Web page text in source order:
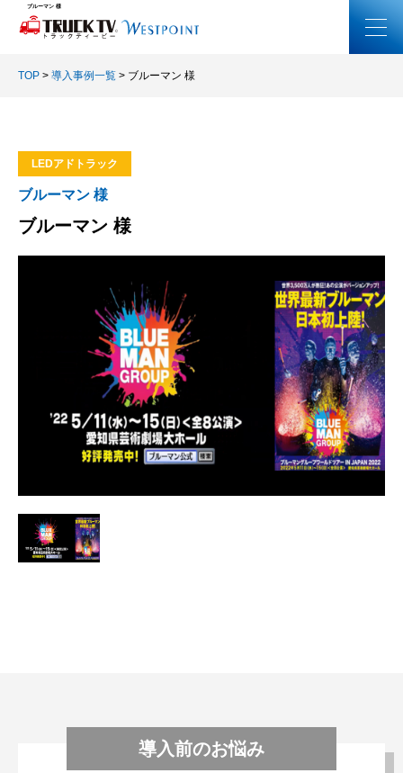
ブルーマン 様
TOP > 導入事例一覧 > ブルーマン 様
LEDアドトラック
ブルーマン 様
ブルーマン 様
導入前のお悩み